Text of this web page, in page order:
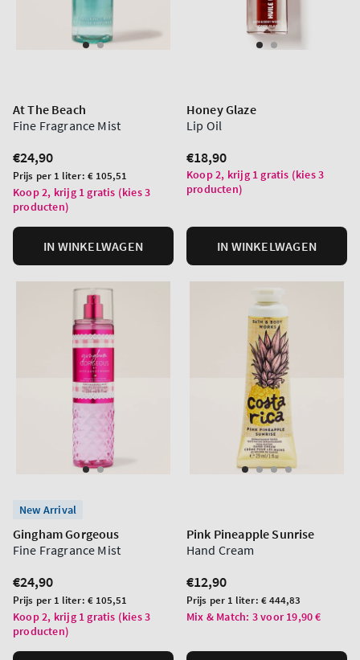
At The Beach
Fine Fragrance Mist
Normale
prijs
€24,90
Prijs
per
eenheid
Prijs per 1 liter: € 105,51
Koop 2, krijg 1 gratis (kies 3
producten)
IN WINKELWAGEN
Honey Glaze
Lip Oil
Normale
prijs
€18,90
Koop 2, krijg 1 gratis (kies 3
producten)
IN WINKELWAGEN
New Arrival
Gingham Gorgeous
Fine Fragrance Mist
Normale
prijs
€24,90
Prijs
per
eenheid
Prijs per 1 liter: € 105,51
Koop 2, krijg 1 gratis (kies 3
producten)
Pink Pineapple Sunrise
Hand Cream
Normale
prijs
€12,90
Prijs
per
Prijs per 1 liter: € 444,83
Mix & Match: 3 voor 19,90 €